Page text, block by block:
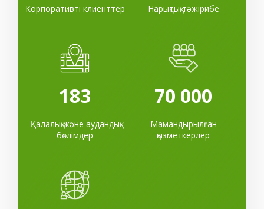
Корпоративті клиенттер Нарықтық тәжірибе
183
Қалалық және аудандық
бөлімдер
70 000
Мамандырылған
қызметкерлер